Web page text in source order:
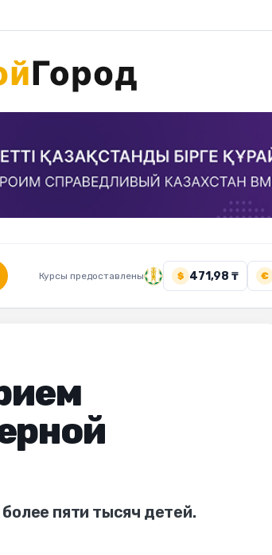
Курсы предоставлены $ 471,98 ₸ €
пяти тысяч детей.